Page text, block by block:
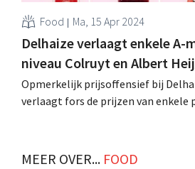
Food Ma, 15 Apr 2024
Delhaize verlaagt enkele A-
niveau Colruyt en Albert
Opmerkelijk prijsoffensief bij
verlaagt fors de prijzen van enkele
bijstellen", klinkt het. .
MEER OVER... FOOD